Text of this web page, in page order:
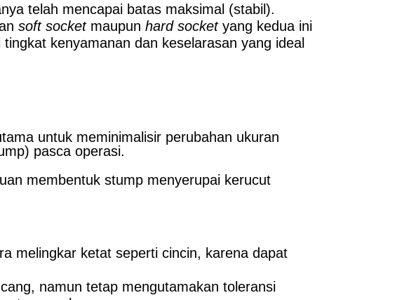
telah mencapai batas maksimal (stabil).
soft socketmaupun hard socketyang kedua ini
kenyamanan dan keselarasan yang ideal
untuk meminimalisir perubahan ukuran
pasca operasi.
membentuk stump menyerupai kerucut
melingkar ketat seperti cincin, karena dapat
namun tetap mengutamakan toleransi